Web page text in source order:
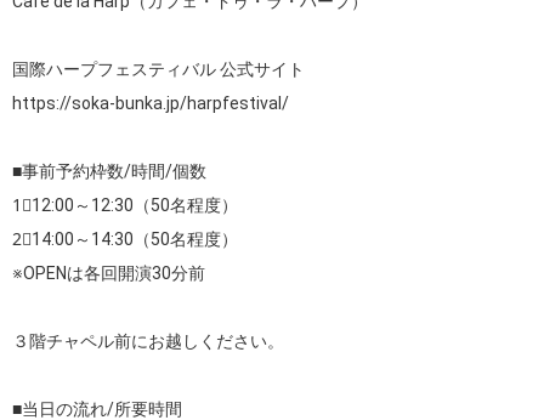
https://soka-bunka.jp/harpfestival/
■事前予約枠数/時間/個数
1⃣12:00～12:30（50名程度）
2⃣14:00～14:30（50名程度）
※OPENは各回開演30分前
３階チャペル前にお越しください。
■当日の流れ/所要時間